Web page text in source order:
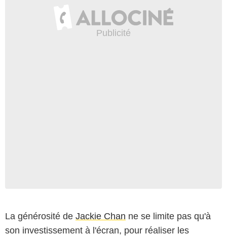
La générosité de Jackie Chan ne se limite pas qu'à
son investissement à l'écran, pour réaliser les